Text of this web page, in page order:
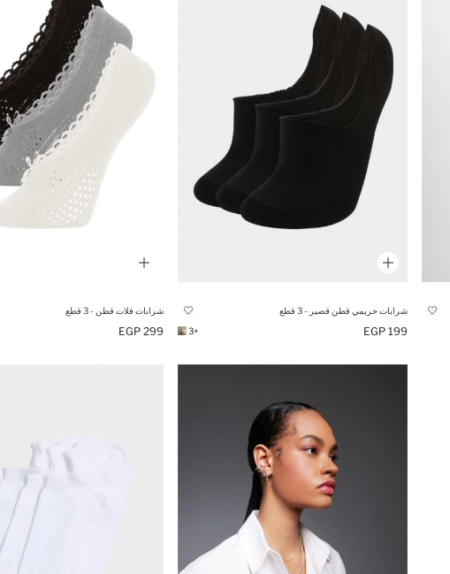
شرابات حريمي قطن قصير - 3 قطع
199 EGP
+3
شرابات فلات قطن - 3 قطع
299 EGP